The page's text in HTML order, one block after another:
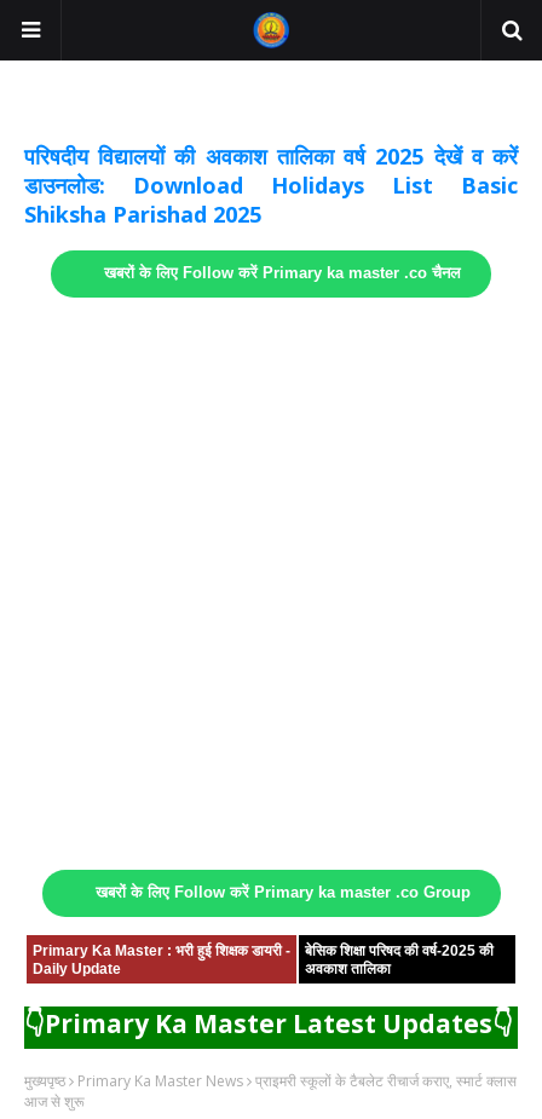
परिषदीय विद्यालयों की अवकाश तालिका वर्ष 2025 देखें व करें
डाउनलोड: Download Holidays List Basic
Shiksha Parishad 2025
खबरों के लिए Follow करें Primary ka master .co चैनल
खबरों के लिए Follow करें Primary ka master .co Group
Primary Ka Master : भरी हुई शिक्षक डायरी -
Daily Update
बेसिक शिक्षा परिषद की वर्ष-2025 की
अवकाश तालिका
👇Primary Ka Master Latest Updates👇
मुख्यपृष्ठ Primary Ka Master News प्राइमरी स्कूलों के टैबलेट रीचार्ज कराए, स्मार्ट क्लास
आज से शुरू